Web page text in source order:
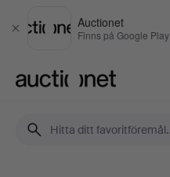
Stäng
Auctionet
Finns på Google Play